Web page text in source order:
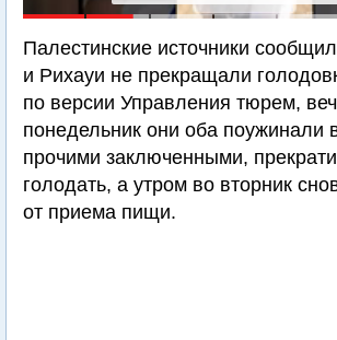
Палестинские источники
и Рихауи не прекращали
по версии Управления тюрем,
понедельник они оба поужинали
прочими заключенными,
голодать, а утром во вторник
от приема пищи.